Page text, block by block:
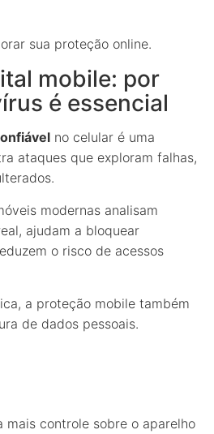
sua proteção online.
mobile: por
é essencial
no celular é uma
ataques que exploram falhas,
modernas analisam
ajudam a bloquear
o risco de acessos
a proteção mobile também
de dados pessoais.
mais controle sobre o aparelho